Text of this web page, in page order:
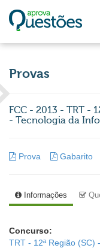
Provas
FCC - 2013 - TRT -
- Tecnologia da
Prova Gabarito
Informações
Concurso:
TRT - 12ª Região (SC)